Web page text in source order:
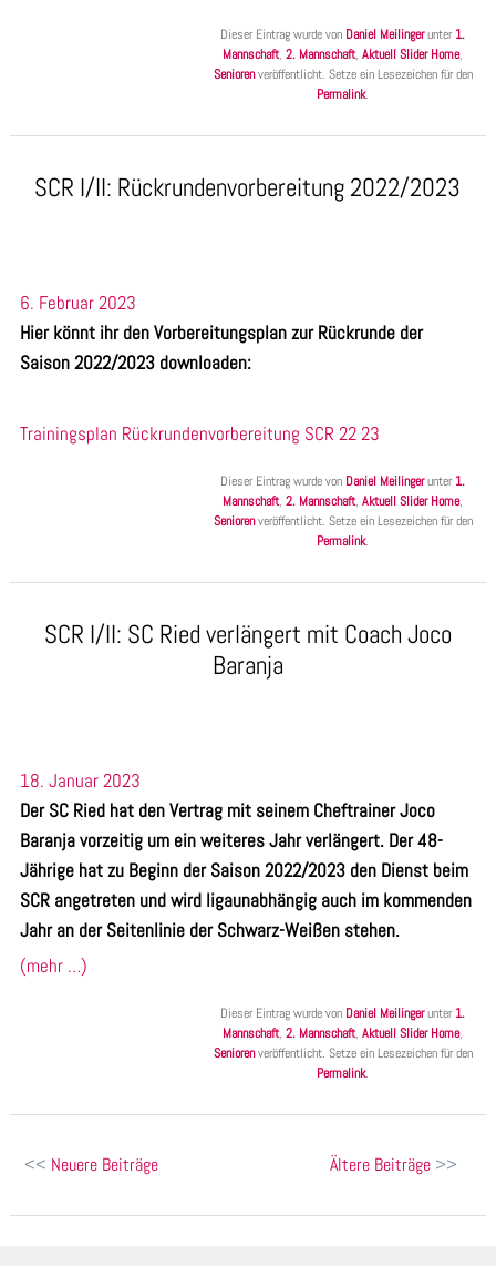
Dieser Eintrag wurde von Daniel Meilingerunter 1.
Mannschaft,2. Mannschaft,Aktuell Slider Home,
Seniorenveröffentlicht. Setze ein Lesezeichen für den
Permalink.
SCR I/II: Rückrundenvorbereitung 2022/2023
6. Februar 2023
Hier könnt ihr den Vorbereitungsplan zur Rückrunde der
Saison 2022/2023 downloaden:
Trainingsplan Rückrundenvorbereitung SCR 22 23
Dieser Eintrag wurde von Daniel Meilingerunter 1.
Mannschaft,2. Mannschaft,Aktuell Slider Home,
Seniorenveröffentlicht. Setze ein Lesezeichen für den
Permalink.
SCR I/II: SC Ried verlängert mit Coach Joco
Baranja
18. Januar 2023
Der SC Ried hat den Vertrag mit seinem Cheftrainer Joco
Baranja vorzeitig um ein weiteres Jahr verlängert. Der 48-
Jährige hat zu Beginn der Saison 2022/2023 den Dienst beim
SCR angetreten und wird ligaunabhängig auch im kommenden
Jahr an der Seitenlinie der Schwarz-Weißen stehen.
(mehr …)
Dieser Eintrag wurde von Daniel Meilingerunter 1.
Mannschaft,2. Mannschaft,Aktuell Slider Home,
Seniorenveröffentlicht. Setze ein Lesezeichen für den
Permalink.
Beitragsnavigation Ältere Beiträge
Neuere Beiträge